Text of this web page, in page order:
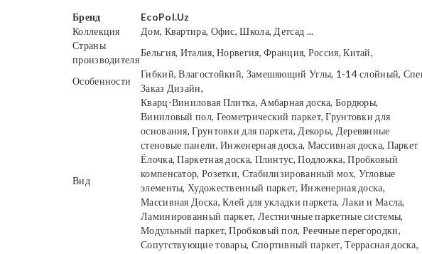
Бренд EcoPol.Uz
Коллекция
Дом, Квартира, Офис, Школа, Детсад ...
Страны
производителя
Бельгия, Италия, Норвегия, Франция, Россия, Китай,
Особенности
Гибкий, Влагостойкий, Замешяющий Углы, 1-14 слойный,
Заказ Дизайн,
Вид
Кварц-Виниловая Плитка, Амбарная доска, Бордюры,
Виниловый пол, Геометрический паркет, Грунтовки для
основания, Грунтовки для паркета, Декоры, Деревянные
стеновые панели, Инженерная доска, Массивная доска, Паркет
Ёлочка, Паркетная доска, Плинтус, Подложка, Пробковый
компенсатор, Розетки, Стабилизированный мох, Угловые
элементы, Художественный паркет, Инженерная доска,
Массивная Доска, Клей для укладки паркета, Лаки и Масла,
Ламинированный паркет, Лестничные паркетные системы,
Модульный паркет, Пробковый пол, Реечные перегородки,
Сопутствующие товары, Спортивный паркет, Террасная доска,